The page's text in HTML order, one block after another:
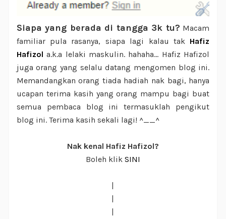
Siapa yang berada di tangga 3k tu? Macam
familiar pula rasanya, siapa lagi kalau tak Hafiz
Hafizol a.k.a lelaki maskulin. hahaha... Hafiz Hafizol
juga orang yang selalu datang mengomen blog ini.
Memandangkan orang tiada hadiah nak bagi, hanya
ucapan terima kasih yang orang mampu bagi buat
semua pembaca blog ini termasuklah pengikut
blog ini. Terima kasih sekali lagi! ^__^
Nak kenal Hafiz Hafizol?
Boleh klik SINI
|
|
|